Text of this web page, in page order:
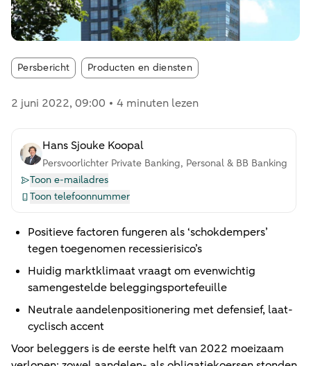
Persbericht Article tags:
Producten en diensten
2 juni 2022, 09:00 4 minuten lezen
Hans Sjouke Koopal
Persvoorlichter Private Banking, Personal & BB Banking
Toon e-mailadres
Toon telefoonnummer
Positieve factoren fungeren als ‘schokdempers’
tegen toegenomen recessierisico’s
Huidig marktklimaat vraagt om evenwichtig
samengestelde beleggingsportefeuille
Neutrale aandelenpositionering met defensief, laat-
cyclisch accent
Voor beleggers is de eerste helft van 2022 moeizaam